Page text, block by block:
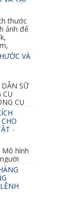
thước
ảnh để
VÀ
SỮ
CỤ
CỤ
Ở bài
-
hình
hiểu